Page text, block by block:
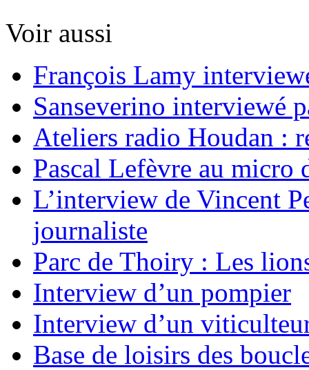
Voir aussi
François Lamy
Sanseverino interviewé
Ateliers radio Houdan :
Pascal Lefèvre au micro
L’interview de Vincent
journaliste
Parc de Thoiry : Les
Interview d’un pompier
Interview d’un
Base de loisirs des